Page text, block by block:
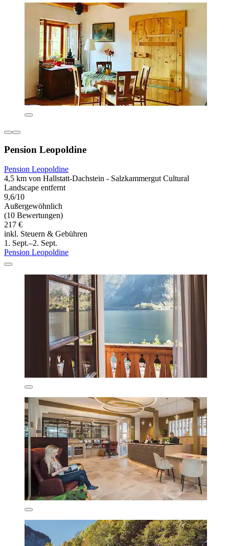
Pension Leopoldine
Pension Leopoldine
4,5 km von Hallstatt-Dachstein - Salzkammergut Cultural
Landscape entfernt
9,6/10
Außergewöhnlich
(10 Bewertungen)
217 €
inkl. Steuern & Gebühren
1. Sept.–2. Sept.
Pension Leopoldine